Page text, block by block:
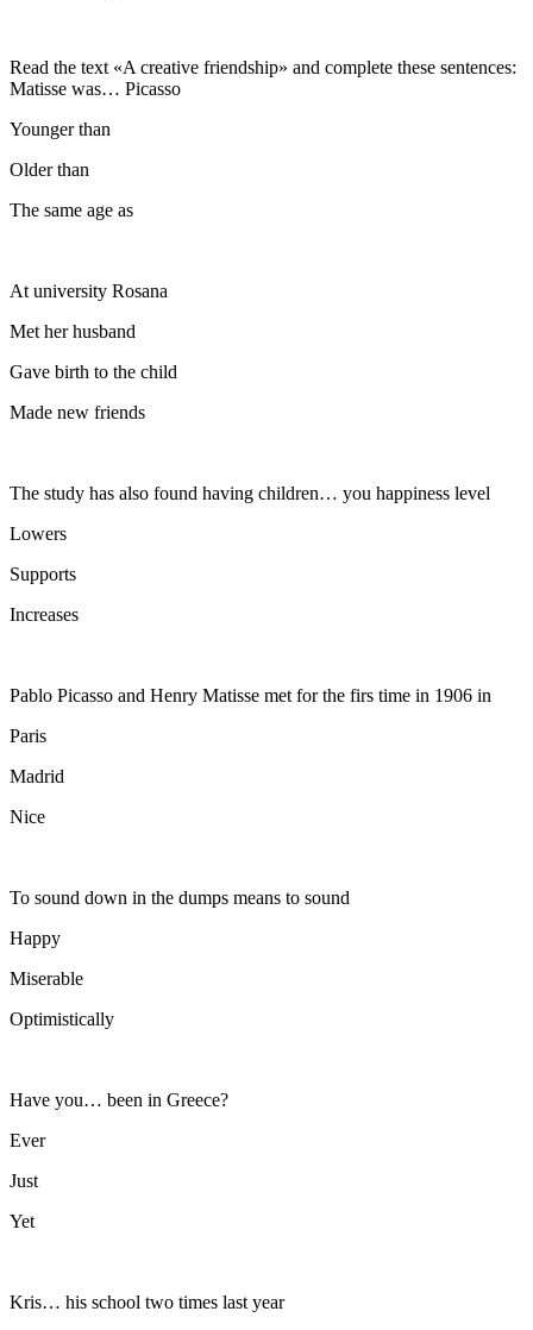
Read the text «A creative friendship» and complete these sentences:
Matisse was… Picasso
Younger than
Older than
The same age as
At university Rosana
Met her husband
Gave birth to the child
Made new friends
The study has also found having children… you happiness level
Lowers
Supports
Increases
Pablo Picasso and Henry Matisse met for the firs time in 1906 in
Paris
Madrid
Nice
To sound down in the dumps means to sound
Happy
Miserable
Optimistically
Have you… been in Greece?
Ever
Just
Yet
Kris… his school two times last year